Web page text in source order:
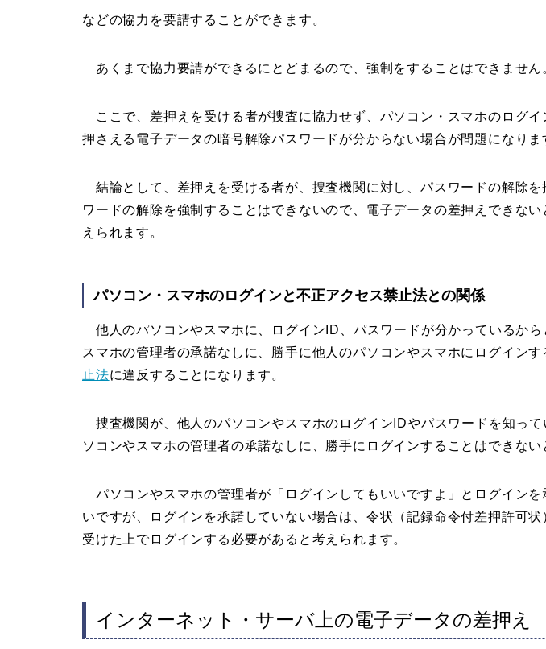
などの協力を要請することができます。
あくまで協力要請ができるにとどまるので、強制をすることはできません
ここで、差押えを受ける者が捜査に協力せず、パソコン・スマホのログイ
押さえる電子データの暗号解除パスワードが分からない場合が問題になりま
結論として、差押えを受ける者が、捜査機関に対し、パスワードの解除を
ワードの解除を強制することはできないので、電子データの差押えできな
えられます。
パソコン・スマホのログインと不正アクセス禁止法との関係
他人のパソコンやスマホに、ログインID、パスワードが分かっているから
スマホの管理者の承諾なしに、勝手に他人のパソコンやスマホにログインす
止法に違反することになります。
捜査機関が、他人のパソコンやスマホのログインIDやパスワードを知っ
ソコンやスマホの管理者の承諾なしに、勝手にログインすることはできない
パソコンやスマホの管理者が「ログインしてもいいですよ」とログインを
いですが、ログインを承諾していない場合は、令状（記録命令付差押許可状
受けた上でログインする必要があると考えられます。
インターネット・サーバ上の電子データの差押え